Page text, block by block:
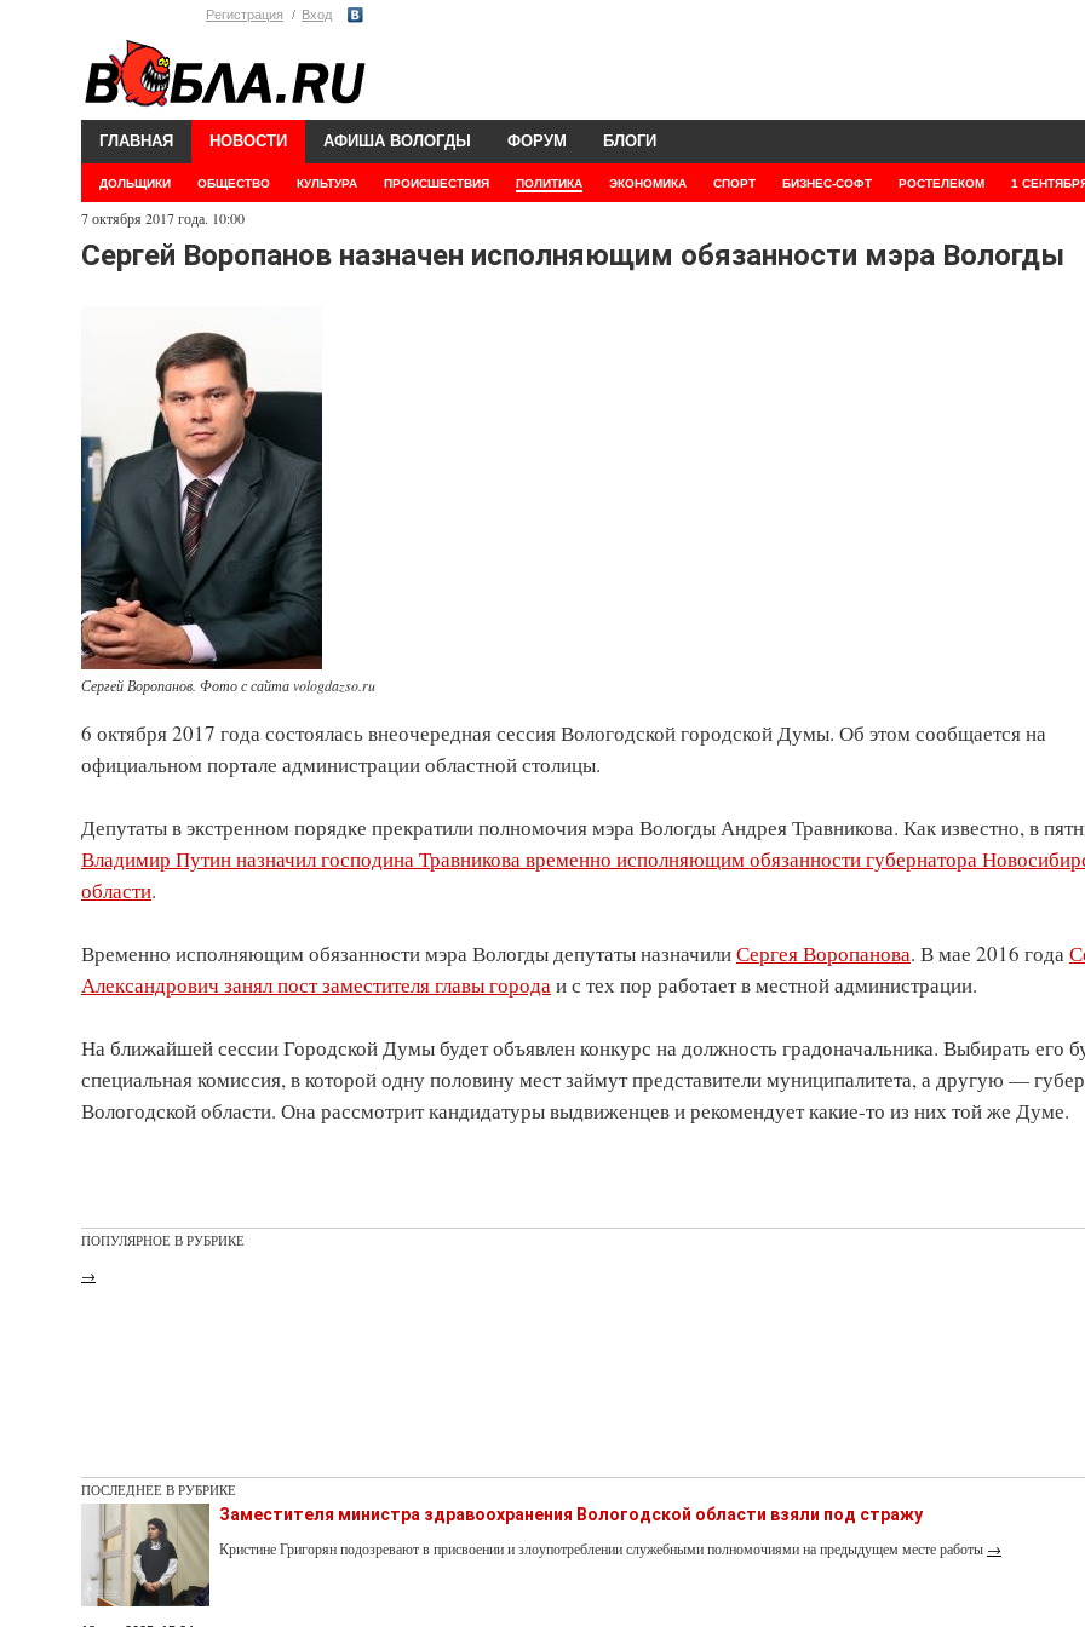
Регистрация Вход
ГЛАВНАЯ НОВОСТИ
ДОЛЬЩИКИ ОБЩЕСТВО КУЛЬТУРА ПРОИСШЕСТВИЯ ПОЛИТИКА ЭКОНОМИКА СПОРТ БИЗНЕС-СОФТ РОСТЕЛЕКОМ 1
АФИША ВОЛОГДЫ ФОРУМ БЛОГИ
7 октября 2017 года. 10:00
Сергей Воропанов назначен исполняющим обязанности мэра Вологды
Сергей Воропанов. Фото с сайта vologdazso.ru
6 октября 2017 года состоялась внеочередная сессия Вологодской городской Думы. Об этом сообщается на
официальном портале администрации областной столицы.
Депутаты в экстренном порядке прекратили полномочия мэра Вологды Андрея Травникова. Как известно, в
Владимир Путин назначил господина Травникова временно исполняющим обязанности губернатора
области.
Временно исполняющим обязанности мэра Вологды депутаты назначилиСергея Воропанова. В мае 2016 года
Александрович занял пост заместителя главы городаи с тех пор работает в местной администрации.
На ближайшей сессии Городской Думы будет объявлен конкурс на должность градоначальника. Выбирать его
специальная комиссия, в которой одну половину мест займут представители муниципалитета, а другую —
Вологодской области. Она рассмотрит кандидатуры выдвиженцев и рекомендует какие-то из них той же Думе.
ПОПУЛЯРНОЕ В РУБРИКЕ
→
ПОСЛЕДНЕЕ В РУБРИКЕ
Заместителя министра здравоохранения Вологодской области взяли под стражу
Кристине Григорян подозревают в присвоении и злоупотреблении служебными полномочиями на предыдущем месте работы →